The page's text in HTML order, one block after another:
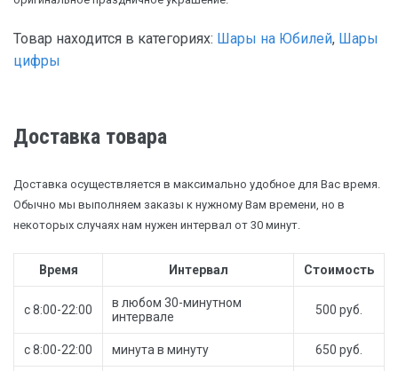
Товар находится в категориях: Шары на Юбилей, Шары
цифры
Доставка товара
Доставка осуществляется в максимально удобное для Вас время.
Обычно мы выполняем заказы к нужному Вам времени, но в
некоторых случаях нам нужен интервал от 30 минут.
Время Интервал Стоимость
с 8:00-22:00
в любом 30-минутном
интервале
500 руб.
с 8:00-22:00 минута в минуту 650 руб.